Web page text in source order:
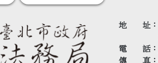
地 址
電 話
傳 真